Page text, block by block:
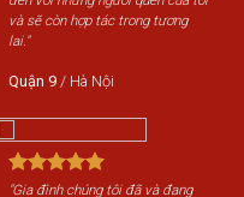
và sẽ còn hợp tác trong tương
lai."
Quận 9 / Hà Nội
"Gia đình chúng tôi đã và đang